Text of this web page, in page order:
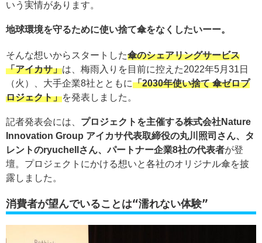
いう実情があります。
地球環境を守るために使い捨て傘をなくしたいーー。
そんな想いからスタートした傘のシェアリングサービス
「アイカサ」は、梅雨入りを目前に控えた2022年5月31日
（火）、大手企業8社とともに「2030年使い捨て 傘ゼロプ
ロジェクト」を発表しました。
記者発表会には、 プロジェクトを主催する株式会社Nature
Innovation Group アイカサ代表取締役の丸川照司さん、タ
レントのryuchellさん、パートナー企業8社の代表者が登
壇。プロジェクトにかける想いと各社のオリジナル傘を披
露しました。
消費者が望んでいることは“濡れない体験”